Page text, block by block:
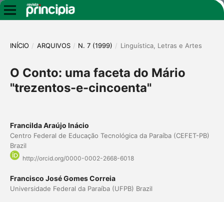
INÍCIO / ARQUIVOS / N. 7 (1999) / Linguística, Letras e Artes
O Conto: uma faceta do Mário
"trezentos-e-cincoenta"
Francilda Araújo Inácio
Centro Federal de Educação Tecnológica da Paraíba (CEFET-PB)
Brazil
http://orcid.org/0000-0002-2668-6018
Francisco José Gomes Correia
Universidade Federal da Paraíba (UFPB) Brazil